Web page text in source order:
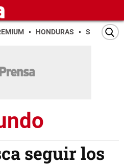
HONDURAS SAN PEDRO
seguir los